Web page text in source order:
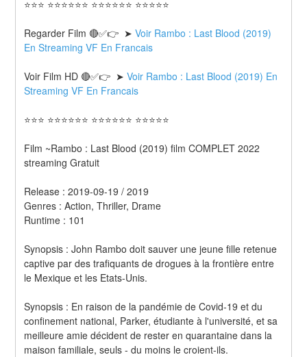
⭐⭐⭐ ⭐⭐⭐⭐⭐⭐ ⭐⭐⭐⭐⭐⭐ ⭐⭐⭐⭐⭐
Regarder Film 🔴✅👉  ➤ Voir Rambo : Last Blood (2019)
En Streaming VF En Francais
Voir Film HD 🔴✅👉  ➤ Voir Rambo : Last Blood (2019) En
Streaming VF En Francais
⭐⭐⭐ ⭐⭐⭐⭐⭐⭐ ⭐⭐⭐⭐⭐⭐ ⭐⭐⭐⭐⭐
Film ~Rambo : Last Blood (2019) film COMPLET 2022
streaming Gratuit
Release : 2019-09-19 / 2019
Genres : Action, Thriller, Drame
Runtime : 101
Synopsis : John Rambo doit sauver une jeune fille retenue
captive par des trafiquants de drogues à la frontière entre
le Mexique et les Etats-Unis.
Synopsis : En raison de la pandémie de Covid-19 et du
confinement national, Parker, étudiante à l'université, et sa
meilleure amie décident de rester en quarantaine dans la
maison familiale, seuls - du moins le croient-ils.